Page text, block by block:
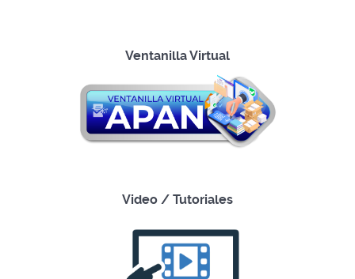
Ventanilla Virtual
Video / Tutoriales